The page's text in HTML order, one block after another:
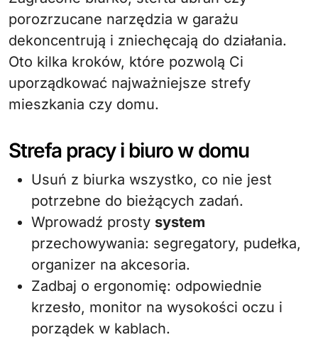
porozrzucane narzędzia w garażu
dekoncentrują i zniechęcają do działania.
Oto kilka kroków, które pozwolą Ci
uporządkować najważniejsze strefy
mieszkania czy domu.
Strefa pracy i biuro w domu
Usuń z biurka wszystko, co nie jest
potrzebne do bieżących zadań.
Wprowadź prosty system
przechowywania: segregatory, pudełka,
organizer na akcesoria.
Zadbaj o ergonomię: odpowiednie
krzesło, monitor na wysokości oczu i
porządek w kablach.